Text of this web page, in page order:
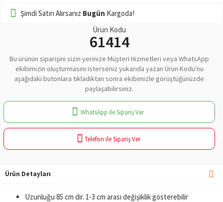
Şimdi Satın Alırsanız Bugün Kargoda!
Ürün Kodu
61414
Bu ürünün siparişini sizin yerinize Müşteri Hizmetleri veya WhatsApp
ekibimizin oluşturmasını isterseniz yukarıda yazan Ürün Kodu'nu
aşağıdaki butonlara tıkladıktan sonra ekibimizle görüştüğünüzde
paylaşabilirsiniz.
WhatsApp ile Sipariş Ver
Telefon ile Sipariş Ver
Ürün Detayları
Uzunluğu 85 cm dir. 1-3 cm arası değişiklik gösterebilir